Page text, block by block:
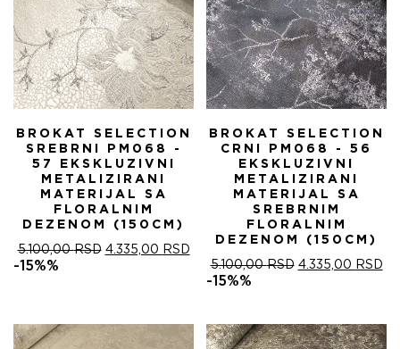
BROKAT SELECTION
SREBRNI PM068 -
57 EKSKLUZIVNI
METALIZIRANI
MATERIJAL SA
FLORALNIM
DEZENOM (150CM)
5.100,00RSD ОРИГИНАЛНА
4.335,00 RSDТРЕНУТНА
ЦЕНА
-15%%
BROKAT SELECTION
CRNI PM068 - 56
EKSKLUZIVNI
METALIZIRANI
MATERIJAL SA
SREBRNIM
FLORALNIM
DEZENOM (150CM)
5.100,00RSD ОРИГИНАЛНА
5.100,00 RSD.
4.335,00 RSD
-15%%